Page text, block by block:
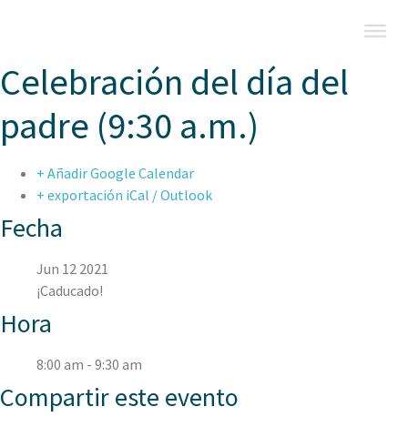
Celebración del día del
padre (9:30 a.m.)
+ Añadir Google Calendar
+ exportación iCal / Outlook
Fecha
Jun 12 2021
¡Caducado!
Hora
8:00 am - 9:30 am
Compartir este evento